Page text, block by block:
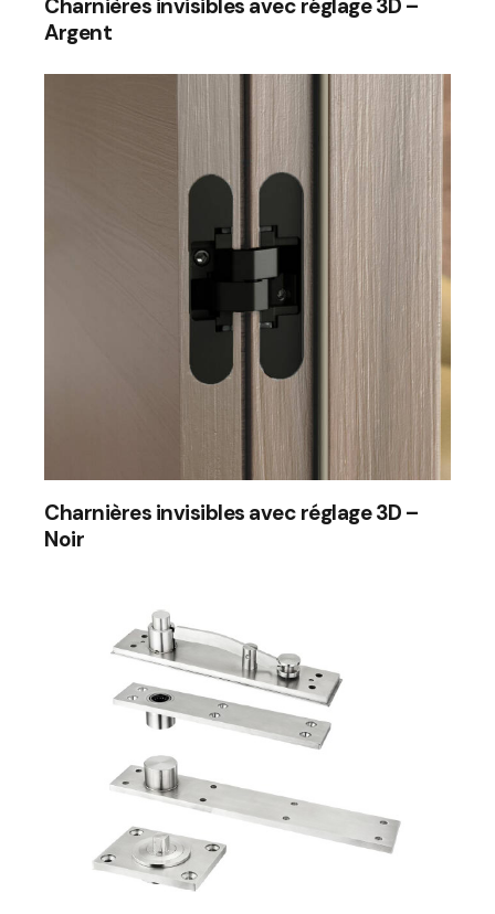
Charnières invisibles avec réglage 3D –
Argent
Charnières invisibles avec réglage 3D –
Noir